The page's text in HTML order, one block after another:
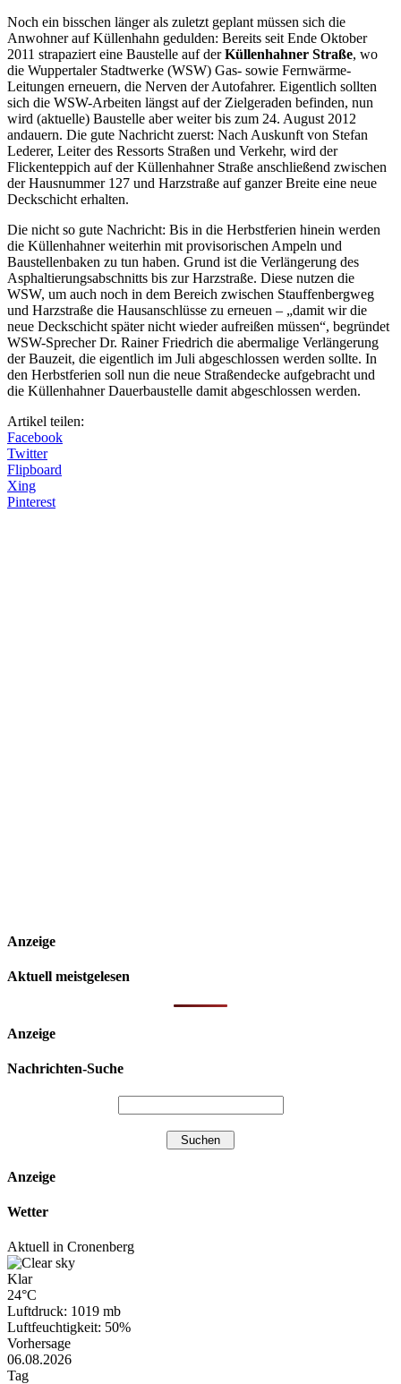
Noch ein bisschen länger als zuletzt geplant müssen sich die
Anwohner auf Küllenhahn gedulden: Bereits seit Ende Oktober
2011 strapaziert eine Baustelle auf derKüllenhahner Straße, wo
die Wuppertaler Stadtwerke (WSW) Gas- sowie Fernwärme-
Leitungen erneuern, die Nerven der Autofahrer. Eigentlich sollten
sich die WSW-Arbeiten längst auf der Zielgeraden befinden, nun
wird (aktuelle) Baustelle aber weiter bis zum 24. August 2012
andauern. Die gute Nachricht zuerst: Nach Auskunft von Stefan
Lederer, Leiter des Ressorts Straßen und Verkehr, wird der
Flickenteppich auf der Küllenhahner Straße anschließend zwischen
der Hausnummer 127 und Harzstraße auf ganzer Breite eine neue
Deckschicht erhalten.
Die nicht so gute Nachricht: Bis in die Herbstferien hinein werden
die Küllenhahner weiterhin mit provisorischen Ampeln und
Baustellenbaken zu tun haben. Grund ist die Verlängerung des
Asphaltierungsabschnitts bis zur Harzstraße. Diese nutzen die
WSW, um auch noch in dem Bereich zwischen Stauffenbergweg
und Harzstraße die Hausanschlüsse zu erneuen – „damit wir die
neue Deckschicht später nicht wieder aufreißen müssen“, begründet
WSW-Sprecher Dr. Rainer Friedrich die abermalige Verlängerung
der Bauzeit, die eigentlich im Juli abgeschlossen werden sollte. In
den Herbstferien soll nun die neue Straßendecke aufgebracht und
die Küllenhahner Dauerbaustelle damit abgeschlossen werden.
Artikel teilen:
Facebook
Twitter
Flipboard
Xing
Pinterest
Anzeige
Aktuell meistgelesen
Anzeige
Nachrichten-Suche
Anzeige
Wetter
Aktuell in Cronenberg
Klar
24°C
Luftdruck: 1019 mb
Luftfeuchtigkeit: 50%
Vorhersage
06.08.2026
Tag